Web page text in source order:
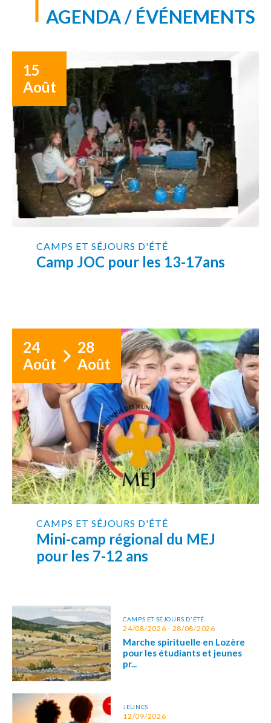
AGENDA / ÉVÉNEMENTS
15
Août
CAMPS ET SÉJOURS D'ÉTÉ
Camp JOC pour les 13-17ans
24
Août
28
Août
CAMPS ET SÉJOURS D'ÉTÉ
Mini-camp régional du MEJ
pour les 7-12 ans
CAMPS ET SÉJOURS D'ÉTÉ
24/08/2026 - 28/08/2026
Marche spirituelle en Lozère
pour les étudiants et jeunes
pr...
JEUNES
12/09/2026